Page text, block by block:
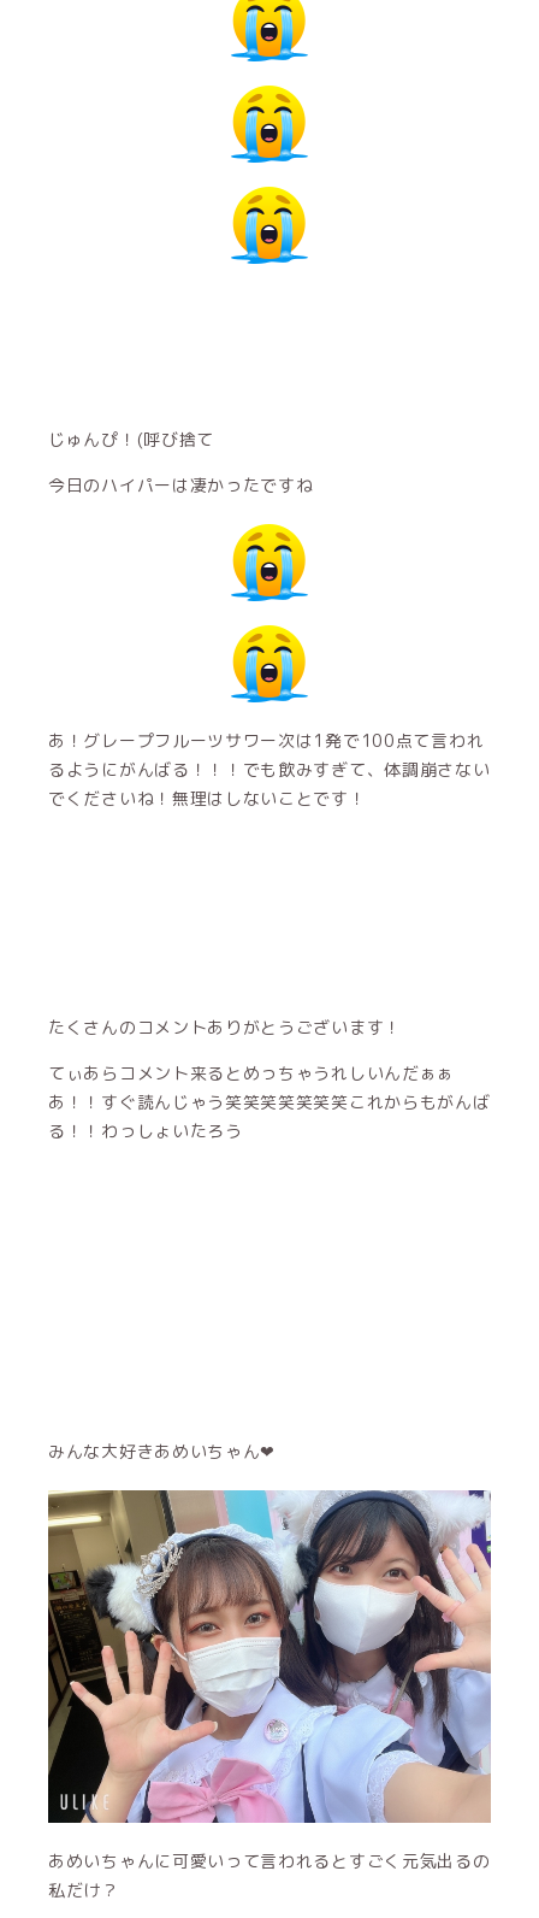
じゅんぴ！(呼び捨て
今日のハイパーは凄かったですね
あ！グレープフルーツサワー次は1発で100点て言われ
るようにがんばる！！！でも飲みすぎて、体調崩さない
でくださいね！無理はしないことです！
たくさんのコメントありがとうございます！
てぃあらコメント来るとめっちゃうれしいんだぁぁ
あ！！すぐ読んじゃう笑笑笑笑笑笑笑これからもがんば
る！！わっしょいたろう
みんな大好きあめいちゃん❤
あめいちゃんに可愛いって言われるとすごく元気出るの
私だけ？